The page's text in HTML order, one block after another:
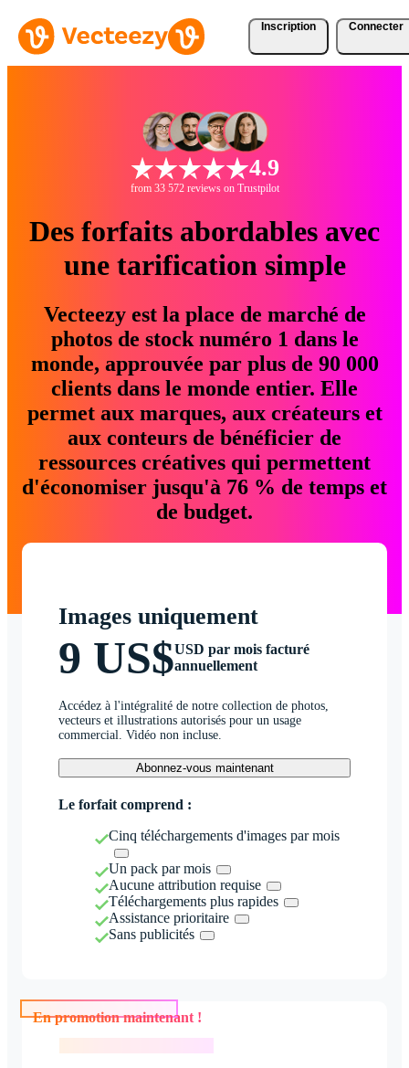
Inscription Connecter
4.9
from 33 572 reviews on Trustpilot
Des forfaits abordables avec
une tarification simple
Vecteezy est la place de marché de
photos de stock numéro 1 dans le
monde, approuvée par plus de 90 000
clients dans le monde entier. Elle
permet aux marques, aux créateurs et
aux conteurs de bénéficier de
ressources créatives qui permettent
d'économiser jusqu'à 76 % de temps et
de budget.
Images uniquement
9 US$USD par mois facturé
annuellement
Accédez à l'intégralité de notre collection de photos,
vecteurs et illustrations autorisés pour un usage
commercial. Vidéo non incluse.
Abonnez-vous maintenant
Le forfait comprend :
Cinq téléchargements d'images par mois
Un pack par mois
Aucune attribution requise
Téléchargements plus rapides
Assistance prioritaire
Sans publicités
En promotion maintenant !